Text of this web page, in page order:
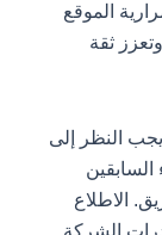
الموقع
ثقة
النظر إلى
الاطلاع